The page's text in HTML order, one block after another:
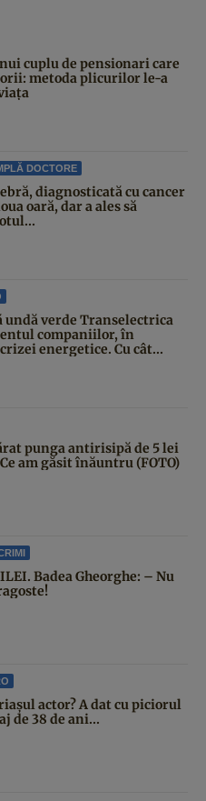
cuplu de pensionari care
metoda plicurilor le-a
DOCTORE
diagnosticată cu cancer
oară, dar a ales să
undă verde Transelectrica
companiilor, în
energetice. Cu cât...
punga antirisipă de 5 lei
am găsit înăuntru (FOTO)
Badea Gheorghe: – Nu
actor? A dat cu piciorul
de 38 de ani...